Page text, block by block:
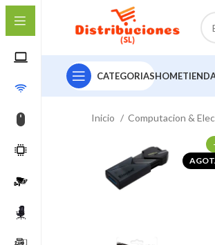
CATEGORIASHOME
Inicio Computacion &